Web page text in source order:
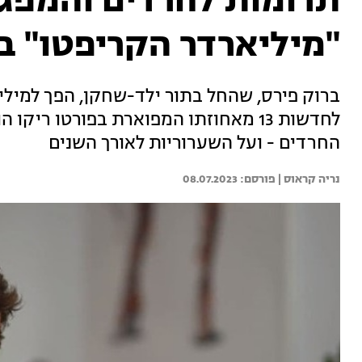
"מיליארדר הקריפטו"
ברוק פירס, שהחל בתור ילד-שחקן, הפך
לחדשות 13 מאחוזתו המפוארת בפורטו
החרדים - ועל השערוריות לאורך השנים
נריה קראוס | 08.07.2023